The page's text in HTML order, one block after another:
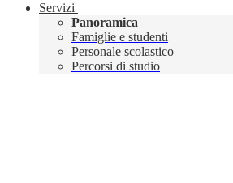
Servizi
Panoramica
Famiglie e studenti
Personale scolastico
Percorsi di studio